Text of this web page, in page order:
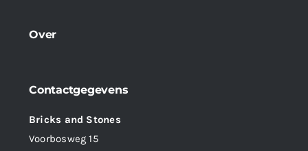
Over
Contactgegevens
Bricks and Stones
Voorbosweg 15